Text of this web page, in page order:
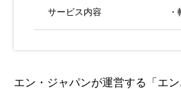
サービス内容
エン・ジャパンが運営する「エ